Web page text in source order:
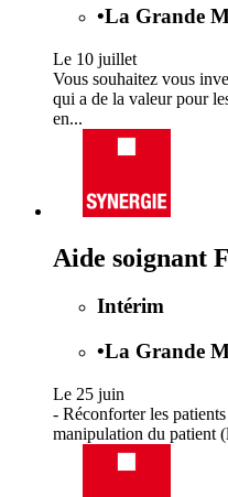
•La Grande
Le 10 juillet
Vous souhaitez vous
qui a de la valeur pour
en...
Aide soignant
Intérim
•La Grande
Le 25 juin
- Réconforter les
manipulation du patient